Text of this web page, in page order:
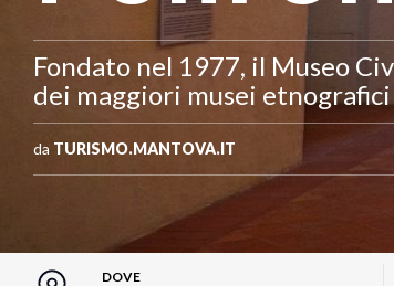
Fondato nel 1977, il Museo
dei maggiori musei etnografici
da TURISMO.MANTOVA.IT
DOVE